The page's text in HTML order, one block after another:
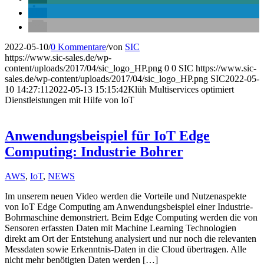
2022-05-10/0 Kommentare/von SIC
https://www.sic-sales.de/wp-
content/uploads/2017/04/sic_logo_HP.png 0 0 SIC https://www.sic-
sales.de/wp-content/uploads/2017/04/sic_logo_HP.png SIC2022-05-
10 14:27:11 2022-05-13 15:15:42Klüh Multiservices optimiert
Dienstleistungen mit Hilfe von IoT
Anwendungsbeispiel für IoT Edge
Computing: Industrie Bohrer
AWS, IoT, NEWS
Im unserem neuen Video werden die Vorteile und Nutzenaspekte
von IoT Edge Computing am Anwendungsbeispiel einer Industrie-
Bohrmaschine demonstriert. Beim Edge Computing werden die von
Sensoren erfassten Daten mit Machine Learning Technologien
direkt am Ort der Entstehung analysiert und nur noch die relevanten
Messdaten sowie Erkenntnis-Daten in die Cloud übertragen. Alle
nicht mehr benötigten Daten werden […]